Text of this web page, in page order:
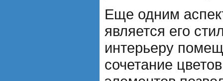
Еще одним
является его
интерьеру
сочетание